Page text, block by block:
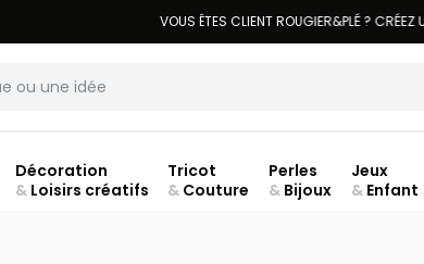
À DOMICILE OFFERTE DÈS 70€.VOIR CONDITIONS
ouvert
Décoration
&Loisirs créatifs
Tricot
& Couture
Perles
& Bijoux
Jeux
& Enfant